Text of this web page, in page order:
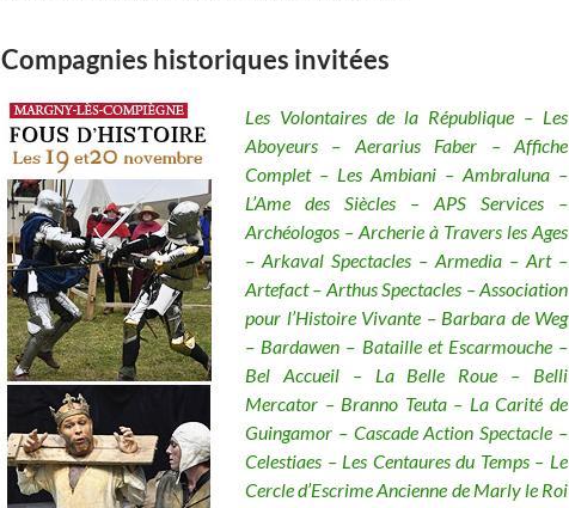
Compagnies historiques invitées
Les Volontaires de la République – Les
Aboyeurs – Aerarius Faber – Affiche
Complet – Les Ambiani – Ambraluna –
L’Ame des Siècles – APS Services –
Archéologos – Archerie à Travers les Ages
– Arkaval Spectacles – Armedia – Art –
Artefact – Arthus Spectacles – Association
pour l’Histoire Vivante – Barbara de Weg
– Bardawen – Bataille et Escarmouche –
Bel Accueil – La Belle Roue – Belli
Mercator – Branno Teuta – La Carité de
Guingamor – Cascade Action Spectacle –
Celestiaes – Les Centaures du Temps – Le
Cercle d’Escrime Ancienne de Marly le Roi